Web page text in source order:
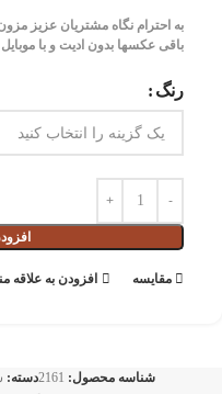
به احترام نگاه مشتریان عزیز
باقی عکسها بدون ادیت و با
رنگ
مقايسه افزودن به علاقه
شناسه محصول: 2161دسته: